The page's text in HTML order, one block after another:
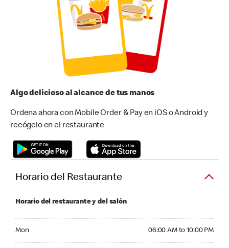
Algo delicioso al alcance de tus manos
Ordena ahora con Mobile Order & Pay en iOS o Android y
recógelo en el restaurante
Horario del Restaurante
Horario del restaurante y del salón
Mon 06:00 AM to 10:00 PM